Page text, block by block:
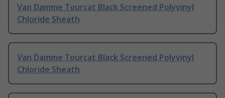
Van Damme Tourcat Black Screened Polyvinyl
Chloride Sheath
Van Damme Tourcat Black Screened Polyvinyl
Chloride Sheath